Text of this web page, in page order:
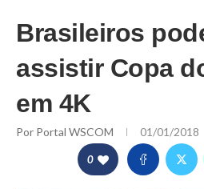
Brasileiros
assistir Copa
em 4K
Por Portal WSCOM 01/01/2018
0